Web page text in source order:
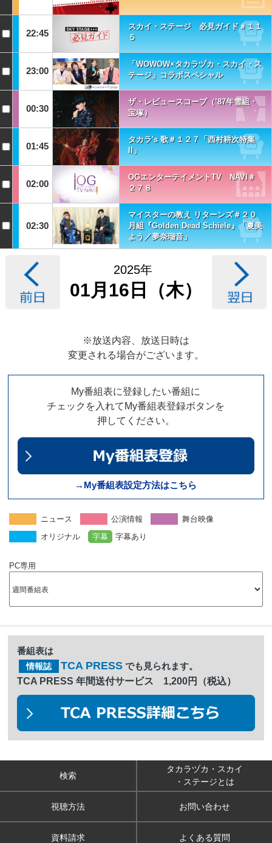
22:45
スカイ・ステージ 必見ガイド＃１１
５
23:00
「WOWOW×タカラヅカ・スカイ・ス
テージ」コラボスペシャル
00:30
ザ・レビュースコープ（’87年雪組・
宝塚）
01:45
タカラ's 歌＃１２７「西村耕次特集
II」
02:00
OGエンターテイメントTV NAVI＃
２７８
02:30
マイスターの教え リターンズ＃２０
月組『Golden Dead Schiele』「夏美
よう／夢奈瑠音」
2025年
01月16日（木）
※放送内容、放送日時は
変更される場合がございます。
My番組表に登録したい番組に
チェックを入れてMy番組表登録ボタンを
押してください。
→My番組表設定方法はこちら
ニュース 公演情報
舞台映像
オリジナル
字幕 字幕あり
PC専用
番組表は
情報誌 TCA PRESS でも見られます。
TCA PRESS 年間送付サービス 1,200円（税込）
検索
タカラヅカ・スカイ
・ステージとは
視聴方法 お問い合わせ
資料請求 よくある質問